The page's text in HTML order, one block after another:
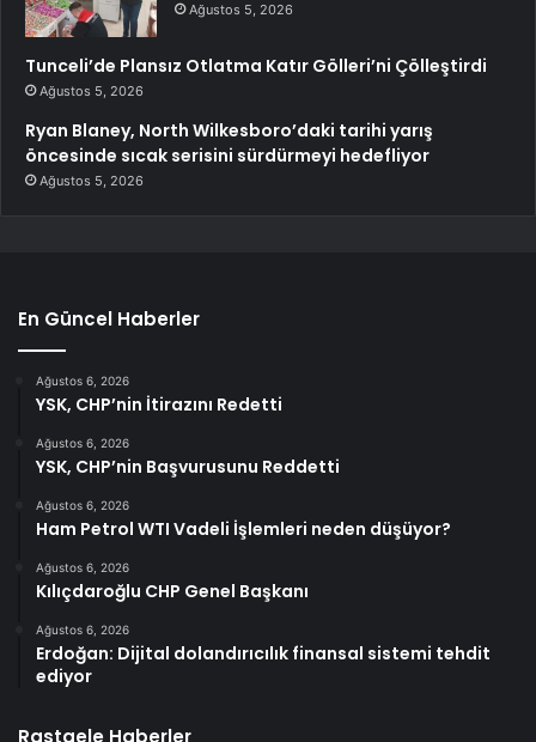
Ağustos 5, 2026
Tunceli’de Plansız Otlatma Katır Gölleri’ni Çölleştirdi
Ağustos 5, 2026
Ryan Blaney, North Wilkesboro’daki tarihi yarış
öncesinde sıcak serisini sürdürmeyi hedefliyor
Ağustos 5, 2026
En Güncel Haberler
Ağustos 6, 2026
YSK, CHP’nin İtirazını Redetti
Ağustos 6, 2026
YSK, CHP’nin Başvurusunu Reddetti
Ağustos 6, 2026
Ham Petrol WTI Vadeli İşlemleri neden düşüyor?
Ağustos 6, 2026
Kılıçdaroğlu CHP Genel Başkanı
Ağustos 6, 2026
Erdoğan: Dijital dolandırıcılık finansal sistemi tehdit
ediyor
Rastgele Haberler